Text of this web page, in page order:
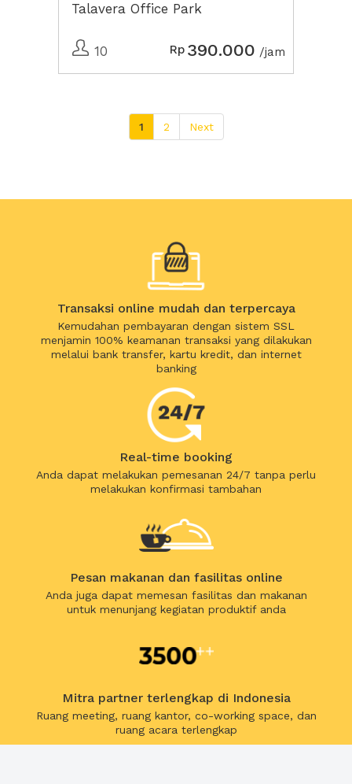
Talavera Office Park
10 Rp 390.000 /jam
1 2 Next
Transaksi online mudah dan terpercaya
Kemudahan pembayaran dengan sistem SSL
menjamin 100% keamanan transaksi yang dilakukan
melalui bank transfer, kartu kredit, dan internet
banking
Real-time booking
Anda dapat melakukan pemesanan 24/7 tanpa perlu
melakukan konfirmasi tambahan
Pesan makanan dan fasilitas online
Anda juga dapat memesan fasilitas dan makanan
untuk menunjang kegiatan produktif anda
Mitra partner terlengkap di Indonesia
Ruang meeting, ruang kantor, co-working space, dan
ruang acara terlengkap